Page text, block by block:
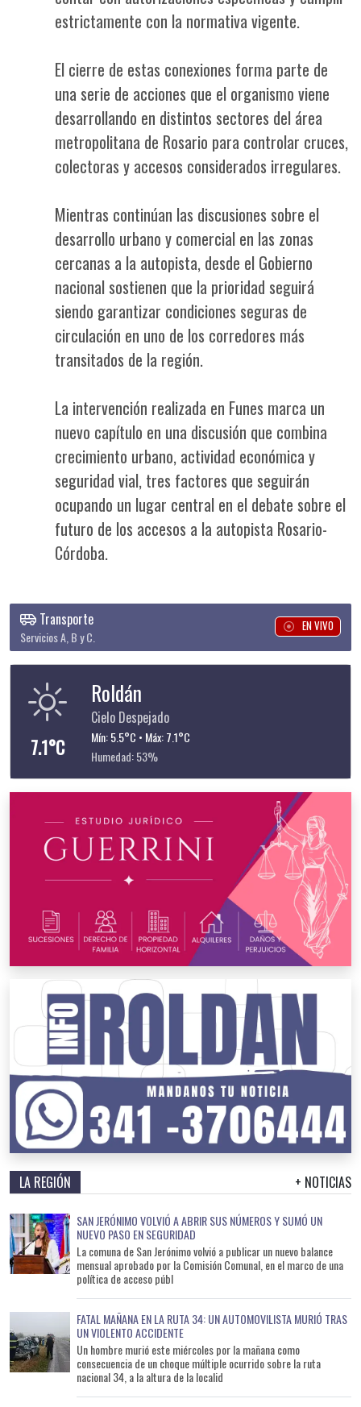
estrictamente con la normativa vigente.
El cierre de estas conexiones forma parte de
una serie de acciones que el organismo viene
desarrollando en distintos sectores del área
metropolitana de Rosario para controlar cruces,
colectoras y accesos considerados irregulares.
Mientras continúan las discusiones sobre el
desarrollo urbano y comercial en las zonas
cercanas a la autopista, desde el Gobierno
nacional sostienen que la prioridad seguirá
siendo garantizar condiciones seguras de
circulación en uno de los corredores más
transitados de la región.
La intervención realizada en Funes marca un
nuevo capítulo en una discusión que combina
crecimiento urbano, actividad económica y
seguridad vial, tres factores que seguirán
ocupando un lugar central en el debate sobre el
futuro de los accesos a la autopista Rosario-
Córdoba.
Transporte
Servicios A, B y C.
EN VIVO
7.1°C
Roldán
Cielo Despejado
Mín: 5.5°C • Máx: 7.1°C
Humedad: 53%
LA REGIÓN + NOTICIAS
SAN JERÓNIMO VOLVIÓ A ABRIR SUS NÚMEROS Y SUMÓ UN
NUEVO PASO EN SEGURIDAD
La comuna de San Jerónimo volvió a publicar un nuevo balance
mensual aprobado por la Comisión Comunal, en el marco de una
política de acceso públ
FATAL MAÑANA EN LA RUTA 34: UN AUTOMOVILISTA MURIÓ TRAS
UN VIOLENTO ACCIDENTE
Un hombre murió este miércoles por la mañana como
consecuencia de un choque múltiple ocurrido sobre la ruta
nacional 34, a la altura de la localid